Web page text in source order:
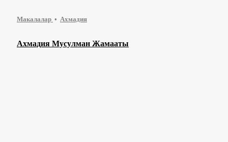
Макалалар Ахмадия
Ахмадия Мусулман Жамааты